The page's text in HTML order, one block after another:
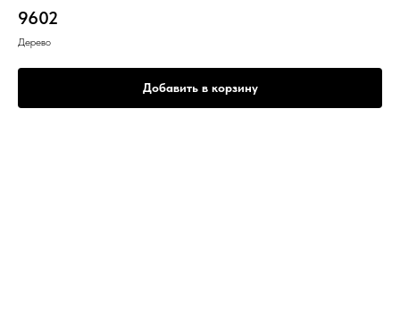
9602
Дерево
Добавить в корзину